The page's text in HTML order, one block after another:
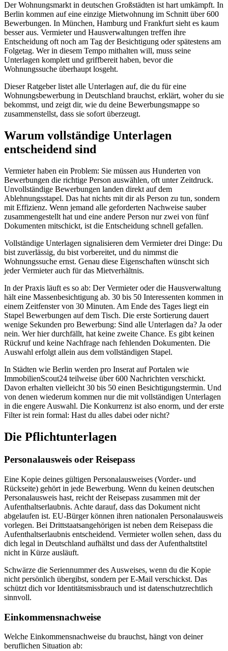
Der Wohnungsmarkt in deutschen Großstädten ist hart umkämpft. In
Berlin kommen auf eine einzige Mietwohnung im Schnitt über 600
Bewerbungen. In München, Hamburg und Frankfurt sieht es kaum
besser aus. Vermieter und Hausverwaltungen treffen ihre
Entscheidung oft noch am Tag der Besichtigung oder spätestens am
Folgetag. Wer in diesem Tempo mithalten will, muss seine
Unterlagen komplett und griffbereit haben, bevor die
Wohnungssuche überhaupt losgeht.
Dieser Ratgeber listet alle Unterlagen auf, die du für eine
Wohnungsbewerbung in Deutschland brauchst, erklärt, woher du sie
bekommst, und zeigt dir, wie du deine Bewerbungsmappe so
zusammenstellst, dass sie sofort überzeugt.
Warum vollständige Unterlagen
entscheidend sind
Vermieter haben ein Problem: Sie müssen aus Hunderten von
Bewerbungen die richtige Person auswählen, oft unter Zeitdruck.
Unvollständige Bewerbungen landen direkt auf dem
Ablehnungsstapel. Das hat nichts mit dir als Person zu tun, sondern
mit Effizienz. Wenn jemand alle geforderten Nachweise sauber
zusammengestellt hat und eine andere Person nur zwei von fünf
Dokumenten mitschickt, ist die Entscheidung schnell gefallen.
Vollständige Unterlagen signalisieren dem Vermieter drei Dinge: Du
bist zuverlässig, du bist vorbereitet, und du nimmst die
Wohnungssuche ernst. Genau diese Eigenschaften wünscht sich
jeder Vermieter auch für das Mietverhältnis.
In der Praxis läuft es so ab: Der Vermieter oder die Hausverwaltung
hält eine Massenbesichtigung ab. 30 bis 50 Interessenten kommen in
einem Zeitfenster von 30 Minuten. Am Ende des Tages liegt ein
Stapel Bewerbungen auf dem Tisch. Die erste Sortierung dauert
wenige Sekunden pro Bewerbung: Sind alle Unterlagen da? Ja oder
nein. Wer hier durchfällt, hat keine zweite Chance. Es gibt keinen
Rückruf und keine Nachfrage nach fehlenden Dokumenten. Die
Auswahl erfolgt allein aus dem vollständigen Stapel.
In Städten wie Berlin werden pro Inserat auf Portalen wie
ImmobilienScout24 teilweise über 600 Nachrichten verschickt.
Davon erhalten vielleicht 30 bis 50 einen Besichtigungstermin. Und
von denen wiederum kommen nur die mit vollständigen Unterlagen
in die engere Auswahl. Die Konkurrenz ist also enorm, und der erste
Filter ist rein formal: Hast du alles dabei oder nicht?
Die Pflichtunterlagen
Personalausweis oder Reisepass
Eine Kopie deines gültigen Personalausweises (Vorder- und
Rückseite) gehört in jede Bewerbung. Wenn du keinen deutschen
Personalausweis hast, reicht der Reisepass zusammen mit der
Aufenthaltserlaubnis. Achte darauf, dass das Dokument nicht
abgelaufen ist. EU-Bürger können ihren nationalen Personalausweis
vorlegen. Bei Drittstaatsangehörigen ist neben dem Reisepass die
Aufenthaltserlaubnis entscheidend. Vermieter wollen sehen, dass du
dich legal in Deutschland aufhältst und dass der Aufenthaltstitel
nicht in Kürze ausläuft.
Schwärze die Seriennummer des Ausweises, wenn du die Kopie
nicht persönlich übergibst, sondern per E-Mail verschickst. Das
schützt dich vor Identitätsmissbrauch und ist datenschutzrechtlich
sinnvoll.
Einkommensnachweise
Welche Einkommensnachweise du brauchst, hängt von deiner
beruflichen Situation ab: